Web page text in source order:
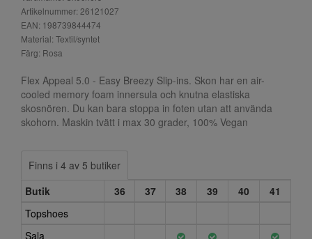
Artikelnummer: 26121027
EAN: 198739844474
Material: Textil/syntet
Färg: Rosa
Flex Appeal 5.0 - Easy Breezy Slip-ins. Skon har en air-
cooled memory foam innersula och knutna elastiska
skosnören. Du kan bara stoppa in foten utan att använda
skohorn. Maskin tvätt i max 30 grader, 100% Vegan
Finns i 4 av 5 butiker
Butik
36 37 38 39 40
41
Topshoes
Sala